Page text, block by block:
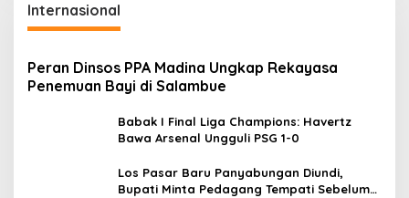
Internasional
Peran Dinsos PPA Madina Ungkap Rekayasa
Penemuan Bayi di Salambue
Babak I Final Liga Champions: Havertz
Bawa Arsenal Ungguli PSG 1-0
Los Pasar Baru Panyabungan Diundi,
Bupati Minta Pedagang Tempati Sebelum